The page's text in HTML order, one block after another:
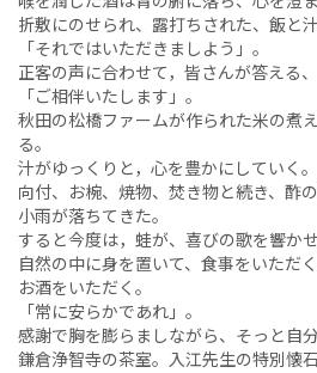
折敷にのせられ、露打ちされた、飯と
「それではいただきましよう」。
正客の声に合わせて，皆さんが答える、
「ご相伴いたします」。
秋田の松橋ファームが作られた米の煮
る。
汁がゆっくりと，心を豊かにしていく。
向付、お椀、焼物、焚き物と続き、酢
小雨が落ちてきた。
すると今度は，蛙が、喜びの歌を響かせ
自然の中に身を置いて、食事をいただく
お酒をいただく。
「常に安らかであれ」。
感謝で胸を膨らましながら、そっと自分
鎌倉浄智寺の茶室。入江先生の特別懐